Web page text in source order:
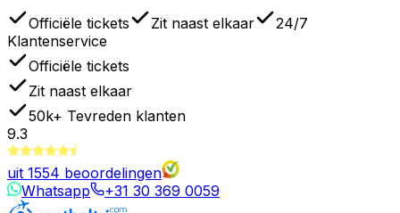
Officiële tickets Zit naast elkaar
24/7
Klantenservice
Officiële tickets
Zit naast elkaar
50k+ Tevreden klanten
9.3
uit 1554 beoordelingen
Whatsapp
+31 30 369 0059